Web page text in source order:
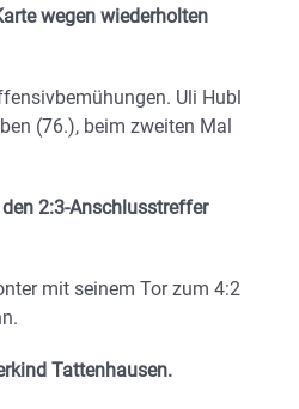
wegen wiederholten
Uli Hubl
(76.), beim zweiten Mal
2:3-Anschlusstreffer
mit seinem Tor zum 4:2
Tattenhausen.